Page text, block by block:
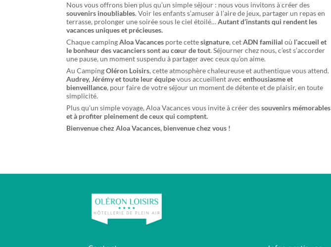
Nous vous offrons bien plus qu’un simple séjour : nous vous invitons à créer des
souvenirs inoubliables. Voir les enfants s’amuser à l’aire de jeux, partager un repas en
terrasse, prolonger une soirée sous le ciel étoilé…Autant d’instants qui rendent les
vacances uniques et précieuses.
Chaque campingAloa Vacances porte cettesignature, cetADN familial où l’accueil et
le bonheur des vacanciers sont au cœur de tout. Séjourner chez nous, c’est s’accorder
une pause, un moment suspendu à partager avec ceux qu’on aime.
Au CampingOléron Loisirs, cette atmosphère chaleureuse et authentique vous attend.
Audrey, Jérémy et toute leur équipevous accueillent avecenthousiasme et
bienveillance, pour faire de votre séjour un moment de détente et de plaisir, en toute
simplicité.
Plus qu’un simple voyage, Aloa Vacances vous invite à créer dessouvenirs mémorables
et à profiter pleinement de ceux qui comptent.
Bienvenue chez Aloa Vacances, bienvenue chez vous !